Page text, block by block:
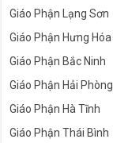
Giáo Phận Lạng Sơn
Giáo Phận Hưng Hóa
Giáo Phận Bắc Ninh
Giáo Phận Hải Phòng
Giáo Phận Hà Tĩnh
Giáo Phận Thái Bình